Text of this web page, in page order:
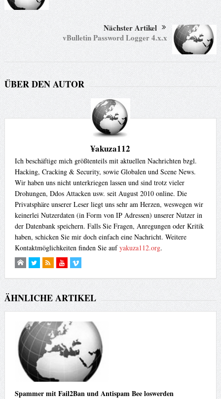
Nächster Artikel
vBulletin Password Logger 4.x.x
ÜBER DEN AUTOR
¥akuza112
Ich beschäftige mich größtenteils mit aktuellen Nachrichten bzgl.
Hacking, Cracking & Security, sowie Globalen und Scene News.
Wir haben uns nicht unterkriegen lassen und sind trotz vieler
Drohungen, Ddos Attacken usw. seit August 2010 online. Die
Privatsphäre unserer Leser liegt uns sehr am Herzen, weswegen wir
keinerlei Nutzerdaten (in Form von IP Adressen) unserer Nutzer in
der Datenbank speichern. Falls Sie Fragen, Anregungen oder Kritik
haben, schicken Sie mir doch einfach eine Nachricht. Weitere
Kontaktmöglichkeiten finden Sie aufyakuza112.org.
ÄHNLICHE ARTIKEL
Spammer mit Fail2Ban und Antispam Bee loswerden